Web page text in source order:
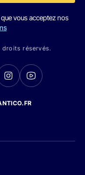
vous acceptez nos
droits réservés.